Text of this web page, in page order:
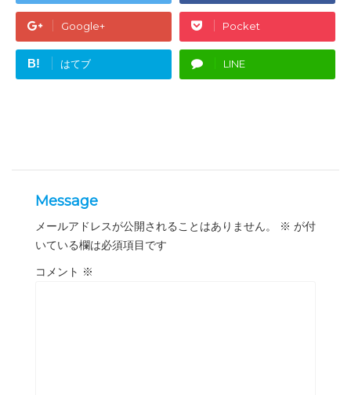
Google+ Pocket
B! はてブ LINE
Message
メールアドレスが公開されることはありません。 ※ が付
いている欄は必須項目です
コメント ※